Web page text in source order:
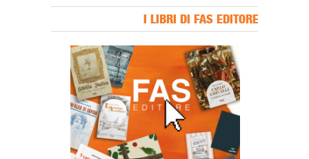
I LIBRI DI FAS EDITORE